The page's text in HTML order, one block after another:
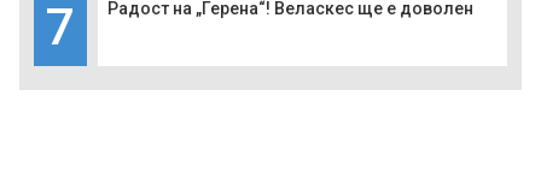
7 Радост на „Герена“! Веласкес ще е доволен